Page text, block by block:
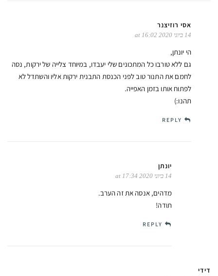
אסי רוזיצנר
14 ביוני 2020 at 16:02
הי יונתן,
גם ללא טורבו כל המתכונים שלי יעבדו, במיוחד צלייה של ירקות, נסה
לחמם את התנור טוב לפני הכנסת התבנית ירקות אליו והשתדל לא
לפתוח אותו בזמן האפייה.
תהנו:)
REPLY
יונתן
14 ביוני 2020 at 17:34
מדהים, אנסה את זה הערב.
תודה!
REPLY
דידי